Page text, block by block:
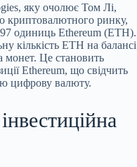
яку очолює Том Лі,
криптовалютного ринку,
одиниць Ethereum (ETH).
кількість ETH на балансі
монет. Це становить
Ethereum, що свідчить
цифрову валюту.
інвестиційна